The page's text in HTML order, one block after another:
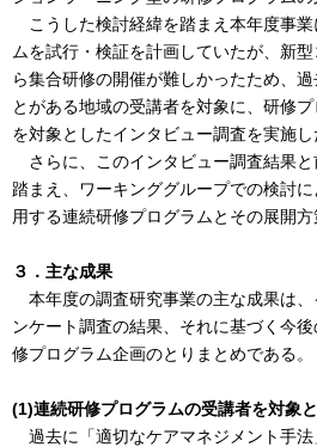
こうした検討経緯を踏まえ本年度事業
ムを試行・検証を計画していたが、新
ら集合研修の開催が難しかったため、
とがある地域の受講者を対象に、研修
を対象としたインタビュー調査を実施し
さらに、このインタビュー調査結果
踏まえ、ワーキンググループでの検討
用する連続研修プログラムとその展開方
３．主な成果
本年度の調査研究事業の主な成果は
ンケート調査の結果、それに基づく今
修プログラム企画のとりまとめである。
(1)連続研修プログラムの受講者を対象
過去に「適切なケアマネジメント手